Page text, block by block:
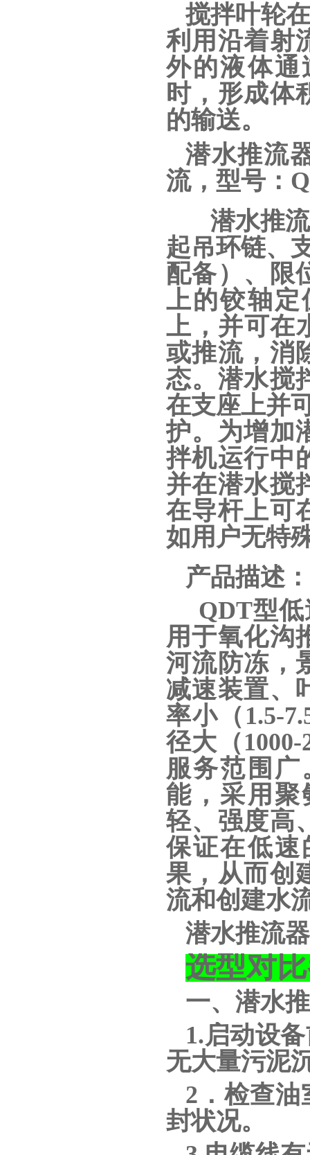
搅拌叶轮
利用沿着射
外的液体通
时，形成体
的输送。
潜水推流
流，型号：
潜水推流
起吊环链、
配备）、限
上的铰轴定
上，并可在
或推流，消
态。潜水搅
在支座上并
护。为增加
拌机运行中
并在潜水搅
在导杆上可
如用户无特
产品描述：
QDT型
用于氧化沟
河流防冻，
减速装置、
率小（1.5-
径大（
服务范围
能，采用
轻、强度高
保证在低速
果，从而创
流和创建水
潜水推流
选型对
一、潜水
1.启动设
无大量污泥
2．检查
封状况。